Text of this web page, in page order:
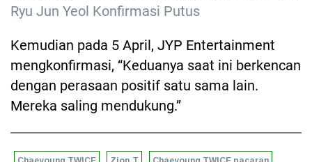
Ryu Jun Yeol Konfirmasi Putus
Kemudian pada 5 April, JYP Entertainment
mengkonfirmasi, “Keduanya saat ini berkencan
dengan perasaan positif satu sama lain.
Mereka saling mendukung.”